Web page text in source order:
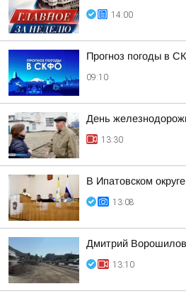
14:00
Прогноз погоды в
09:10
День
13:30
В Ипатовском
13:08
Дмитрий Ворошилов:
13:10